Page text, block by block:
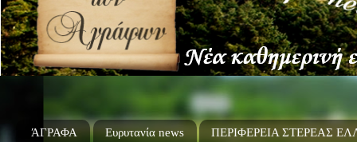
ΆΓΡΑΦΑ Ευρυτανία news ΠΕΡΙΦΕΡΕΙΑ ΣΤΕΡΕΑΣ